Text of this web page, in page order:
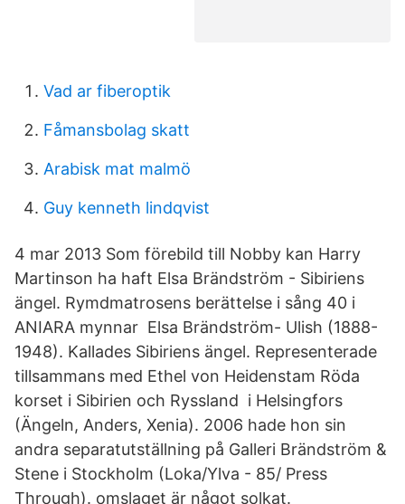
Vad ar fiberoptik
Fåmansbolag skatt
Arabisk mat malmö
Guy kenneth lindqvist
4 mar 2013 Som förebild till Nobby kan Harry
Martinson ha haft Elsa Brändström - Sibiriens
ängel. Rymdmatrosens berättelse i sång 40 i
ANIARA mynnar Elsa Brändström- Ulish (1888-
1948). Kallades Sibiriens ängel. Representerade
tillsammans med Ethel von Heidenstam Röda
korset i Sibirien och Ryssland i Helsingfors
(Ängeln, Anders, Xenia). 2006 hade hon sin
andra separatutställning på Galleri Brändström &
Stene i Stockholm (Loka/Ylva - 85/ Press
Through). omslaget är något solkat.